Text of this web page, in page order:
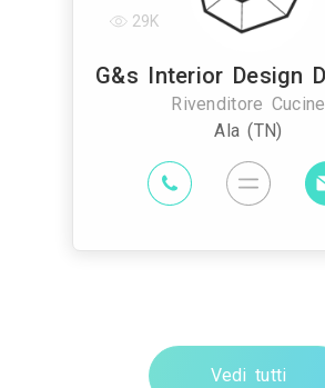
Rivenditore Cucine
Ala (TN)
29K
Vedi tutti